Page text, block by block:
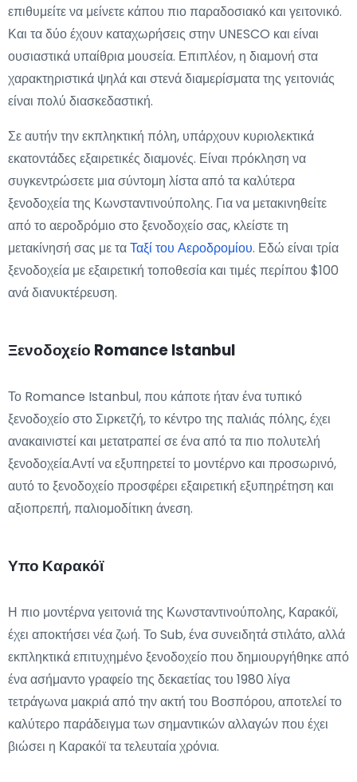
επιθυμείτε να μείνετε κάπου πιο παραδοσιακό και γειτονικό.
Και τα δύο έχουν καταχωρήσεις στην UNESCO και είναι
ουσιαστικά υπαίθρια μουσεία. Επιπλέον, η διαμονή στα
χαρακτηριστικά ψηλά και στενά διαμερίσματα της γειτονιάς
είναι πολύ διασκεδαστική.
Σε αυτήν την εκπληκτική πόλη, υπάρχουν κυριολεκτικά
εκατοντάδες εξαιρετικές διαμονές. Είναι πρόκληση να
συγκεντρώσετε μια σύντομη λίστα από τα καλύτερα
ξενοδοχεία της Κωνσταντινούπολης. Για να μετακινηθείτε
από το αεροδρόμιο στο ξενοδοχείο σας, κλείστε τη
μετακίνησή σας με ταΤαξί του Αεροδρομίου. Εδώ είναι τρία
ξενοδοχεία με εξαιρετική τοποθεσία και τιμές περίπου $100
ανά διανυκτέρευση.
Ξενοδοχείο Romance Istanbul
Το Romance Istanbul, που κάποτε ήταν ένα τυπικό
ξενοδοχείο στο Σιρκετζή, το κέντρο της παλιάς πόλης, έχει
ανακαινιστεί και μετατραπεί σε ένα από τα πιο πολυτελή
ξενοδοχεία.Αντί να εξυπηρετεί το μοντέρνο και προσωρινό,
αυτό το ξενοδοχείο προσφέρει εξαιρετική εξυπηρέτηση και
αξιοπρεπή, παλιομοδίτικη άνεση.
Υπο Καρακόϊ
Η πιο μοντέρνα γειτονιά της Κωνσταντινούπολης, Καρακόϊ,
έχει αποκτήσει νέα ζωή. Το Sub, ένα συνειδητά στιλάτο, αλλά
εκπληκτικά επιτυχημένο ξενοδοχείο που δημιουργήθηκε από
ένα ασήμαντο γραφείο της δεκαετίας του 1980 λίγα
τετράγωνα μακριά από την ακτή του Βοσπόρου, αποτελεί το
καλύτερο παράδειγμα των σημαντικών αλλαγών που έχει
βιώσει η Καρακόϊ τα τελευταία χρόνια.